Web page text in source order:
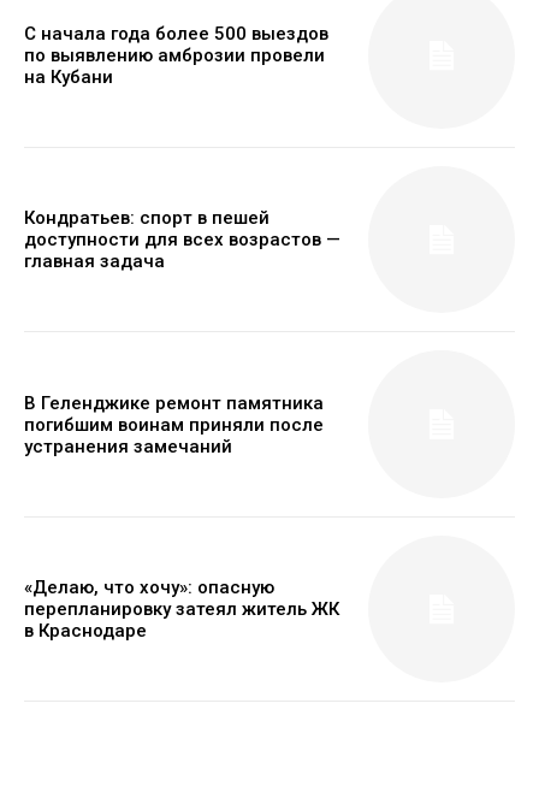
С начала года более 500 выездов
по выявлению амброзии провели
на Кубани
Кондратьев: спорт в пешей
доступности для всех возрастов —
главная задача
В Геленджике ремонт памятника
погибшим воинам приняли после
устранения замечаний
«Делаю, что хочу»: опасную
перепланировку затеял житель ЖК
в Краснодаре